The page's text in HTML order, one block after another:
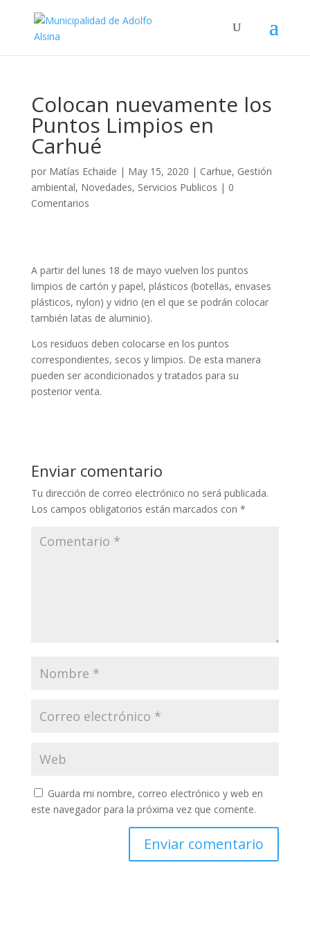
Colocan nuevamente los
Puntos Limpios en
Carhué
por Matías Echaide | May 15, 2020 | Carhue, Gestión
ambiental, Novedades, Servicios Publicos | 0
Comentarios
A partir del lunes 18 de mayo vuelven los puntos
limpios de cartón y papel, plásticos (botellas, envases
plásticos, nylon) y vidrio (en el que se podrán colocar
también latas de aluminio).
Los residuos deben colocarse en los puntos
correspondientes, secos y limpios. De esta manera
pueden ser acondicionados y tratados para su
posterior venta.
Enviar comentario
Tu dirección de correo electrónico no será publicada.
Los campos obligatorios están marcados con *
Guarda mi nombre, correo electrónico y web en
este navegador para la próxima vez que comente.